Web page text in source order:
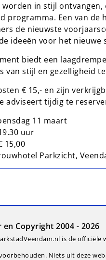
worden in stijl
programma. Een van
de nieuwste
ideeën voor het nieuwe
biedt een
van stijl en gezelligheid
€ 15,- en zijn
adviseert tijdig te
11 maart
uur
15,00
Parkzicht,
en Copyright 2004 - 2026
is de
Niets uit deze